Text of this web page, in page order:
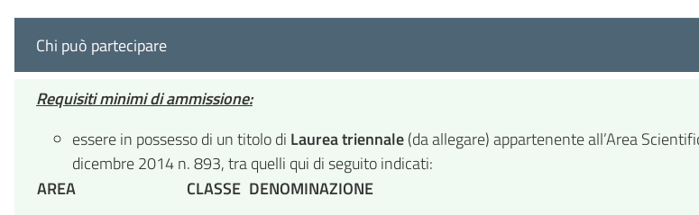
Chi può partecipare
Requisiti minimi di ammissione:
essere in possesso di un titolo di Laurea triennale(da allegare) appartenente all’Area
dicembre 2014 n. 893, tra quelli qui di seguito indicati:
AREA
CLASSE DENOMINAZIONE